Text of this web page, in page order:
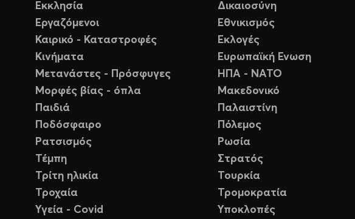
Εκκλησία
Εργαζόμενοι
Καιρικό - Καταστροφές
Κινήματα
Μετανάστες - Πρόσφυγες
Μορφές βίας - όπλα
Παιδιά
Ποδόσφαιρο
Ρατσισμός
Τέμπη
Τρίτη ηλικία
Τροχαία
Υγεία - Covid
Δικαιοσύνη
Εθνικισμός
Εκλογές
Ευρωπαϊκή Ενωση
ΗΠΑ - ΝΑΤΟ
Μακεδονικό
Παλαιστίνη
Πόλεμος
Ρωσία
Στρατός
Τουρκία
Τρομοκρατία
Υποκλοπές